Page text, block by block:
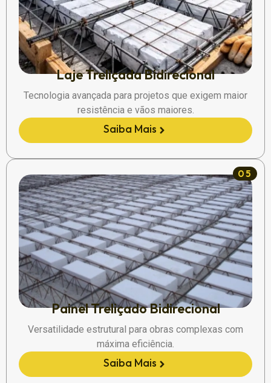
Laje Treliçada Bidirecional
Tecnologia avançada para projetos que exigem maior
resistência e vãos maiores.
Saiba Mais
05
Painel Treliçado Bidirecional
Versatilidade estrutural para obras complexas com
máxima eficiência.
Saiba Mais